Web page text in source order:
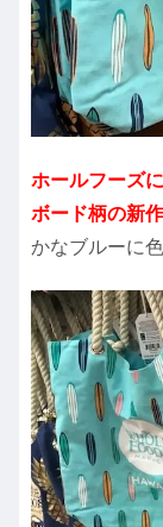
ホールフーズ
ボード柄の新
かなブルーに